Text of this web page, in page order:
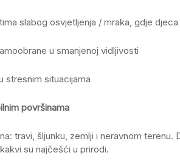
slabog osvjetljenja / mraka, gdje djeca
u smanjenoj vidljivosti
stresnim situacijama
površinama
travi, šljunku, zemlji i neravnom terenu.
su najčešći u prirodi.